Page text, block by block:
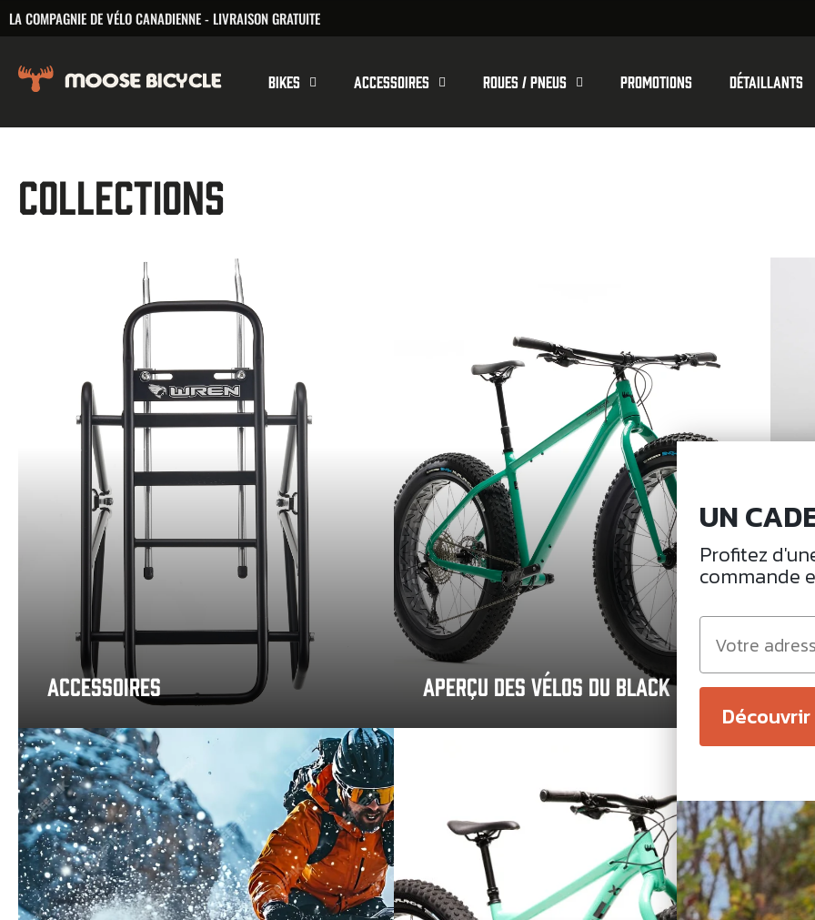
ALLER
AU
LA COMPAGNIE DE VÉLO CANADIENNE - LIVRAISON GRATUITE
Bikes Accessoires Roues / pneus Promotions Détaillants
COLLECTIONS
ACCESSOIRES APERÇU DES VÉLOS DU BLACK FRIDAY
UN
Profitez
commande